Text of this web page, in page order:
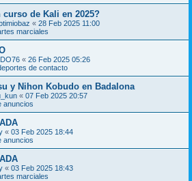
de Kali en 2025?
« 28 Feb 2025 11:00
marciales
« 26 Feb 2025 05:26
de contacto
y Nihon Kobudo en Badalona
« 07 Feb 2025 20:57
anuncios
« 03 Feb 2025 18:44
anuncios
« 03 Feb 2025 18:43
marciales